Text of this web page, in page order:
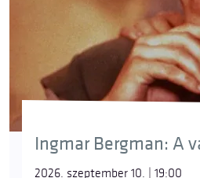
Ingmar Bergman: A
2026. szeptember 10. | 19:00